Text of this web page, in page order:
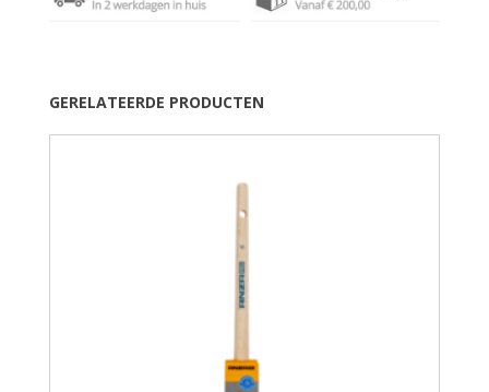
GERELATEERDE PRODUCTEN